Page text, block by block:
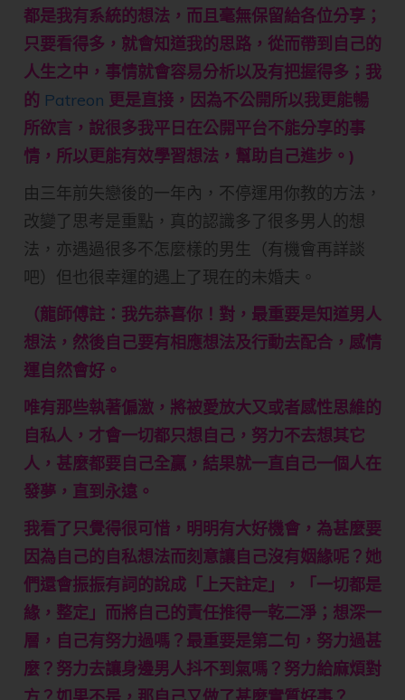
都是我有系統的想法，而且毫無保留給各位分享；
只要看得多，就會知道我的思路，從而帶到自己的
人生之中，事情就會容易分析以及有把握得多；我
的 Patreon 更是直接，因為不公開所以我更能暢
所欲言，說很多我平日在公開平台不能分享的事
情，所以更能有效學習想法，幫助自己進步。)
由三年前失戀後的一年內，不停運用你教的方法，
改變了思考是重點，真的認識多了很多男人的想
法，亦遇過很多不怎麼樣的男生（有機會再詳談
吧）但也很幸運的遇上了現在的未婚夫。
（龍師傅註：我先恭喜你！對，最重要是知道男人
想法，然後自己要有相應想法及行動去配合，感情
運自然會好。
唯有那些執著偏激，將被愛放大又或者感性思維的
自私人，才會一切都只想自己，努力不去想其它
人，甚麼都要自己全贏，結果就一直自己一個人在
發夢，直到永遠。
我看了只覺得很可惜，明明有大好機會，為甚麼要
因為自己的自私想法而刻意讓自己沒有姻緣呢？她
們還會振振有詞的說成「上天註定」，「一切都是
緣，整定」而將自己的責任推得一乾二淨；想深一
層，自己有努力過嗎？最重要是第二句，努力過甚
麼？努力去讓身邊男人抖不到氣嗎？努力給麻煩對